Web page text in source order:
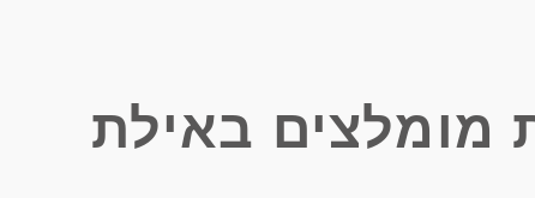
מומלצים באילת